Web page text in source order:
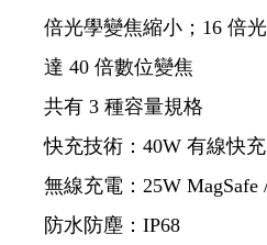
倍光學變焦縮小；16 倍
達 40 倍數位變焦
共有 3 種容量規格
快充技術：40W 有線快充
無線充電：25W MagSafe
防水防塵：IP68